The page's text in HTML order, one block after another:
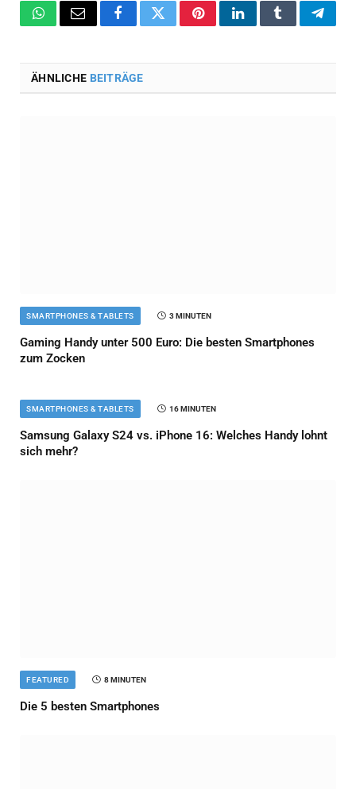
WhatsApp
Email FacebookTwitterPinterestLinkedInTumblr
ÄHNLICHE BEITRÄGE
SMARTPHONES & TABLETS 3 MINUTEN
Gaming Handy unter 500 Euro: Die besten Smartphones
zum Zocken
SMARTPHONES & TABLETS 16 MINUTEN
Samsung Galaxy S24 vs. iPhone 16: Welches Handy lohnt
sich mehr?
FEATURED 8 MINUTEN
Die 5 besten Smartphones